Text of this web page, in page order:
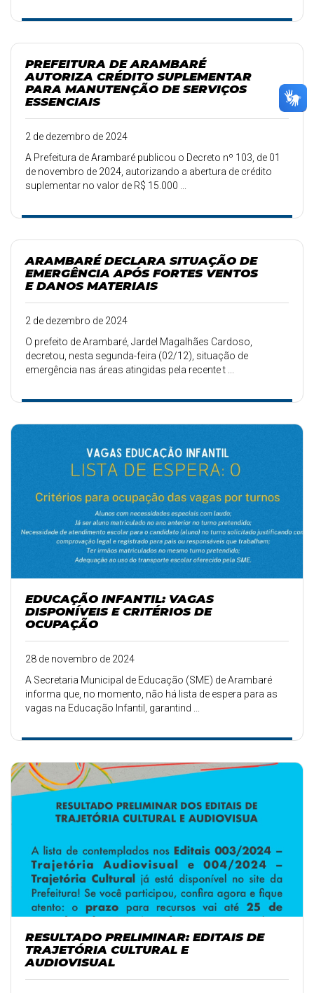
PREFEITURA DE ARAMBARÉ
AUTORIZA CRÉDITO SUPLEMENTAR
PARA MANUTENÇÃO DE SERVIÇOS
ESSENCIAIS
2 de dezembro de 2024
A Prefeitura de Arambaré publicou o Decreto nº 103, de 01
de novembro de 2024, autorizando a abertura de crédito
suplementar no valor de R$ 15.000 ...
ARAMBARÉ DECLARA SITUAÇÃO DE
EMERGÊNCIA APÓS FORTES VENTOS
E DANOS MATERIAIS
2 de dezembro de 2024
O prefeito de Arambaré, Jardel Magalhães Cardoso,
decretou, nesta segunda-feira (02/12), situação de
emergência nas áreas atingidas pela recente t ...
EDUCAÇÃO INFANTIL: VAGAS
DISPONÍVEIS E CRITÉRIOS DE
OCUPAÇÃO
28 de novembro de 2024
A Secretaria Municipal de Educação (SME) de Arambaré
informa que, no momento, não há lista de espera para as
vagas na Educação Infantil, garantind ...
RESULTADO PRELIMINAR: EDITAIS DE
TRAJETÓRIA CULTURAL E
AUDIOVISUAL